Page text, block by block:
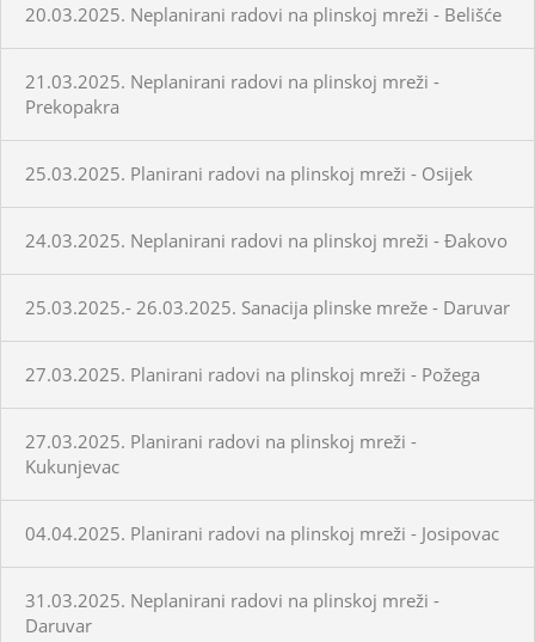
20.03.2025. Neplanirani radovi na plinskoj mreži - Belišće
21.03.2025. Neplanirani radovi na plinskoj mreži -
Prekopakra
25.03.2025. Planirani radovi na plinskoj mreži - Osijek
24.03.2025. Neplanirani radovi na plinskoj mreži - Đakovo
25.03.2025.- 26.03.2025. Sanacija plinske mreže - Daruvar
27.03.2025. Planirani radovi na plinskoj mreži - Požega
27.03.2025. Planirani radovi na plinskoj mreži -
Kukunjevac
04.04.2025. Planirani radovi na plinskoj mreži - Josipovac
31.03.2025. Neplanirani radovi na plinskoj mreži -
Daruvar